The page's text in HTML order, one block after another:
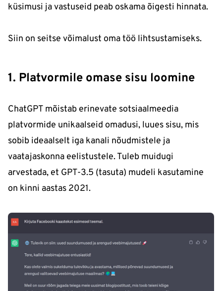
küsimusi ja vastuseid peab oskama õigesti hinnata.
Siin on seitse võimalust oma töö lihtsustamiseks.
1. Platvormile omase sisu loomine
ChatGPT mõistab erinevate sotsiaalmeedia
platvormide unikaalseid omadusi, luues sisu, mis
sobib ideaalselt iga kanali nõudmistele ja
vaatajaskonna eelistustele. Tuleb muidugi
arvestada, et GPT-3.5 (tasuta) mudeli kasutamine
on kinni aastas 2021.